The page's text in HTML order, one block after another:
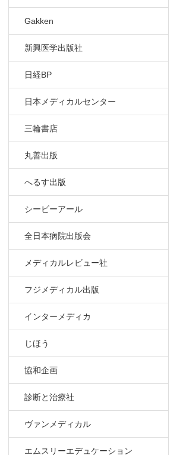
Gakken
新興医学出版社
日経BP
日本メディカルセンター
三輪書店
丸善出版
へるす出版
シービーアール
全日本病院出版会
メディカルレビュー社
フジメディカル出版
インターメディカ
じほう
協和企画
診断と治療社
ヴァンメディカル
エムスリーエデュケーション